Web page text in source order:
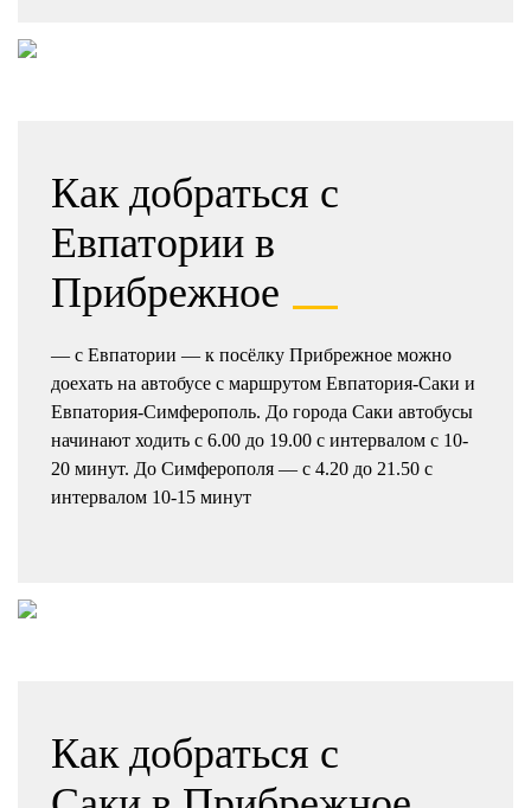
Как добраться с
Евпатории в
Прибрежное
— с Евпатории — к посёлку Прибрежное можно
доехать на автобусе с маршрутом Евпатория-Саки и
Евпатория-Симферополь. До города Саки автобусы
начинают ходить с 6.00 до 19.00 с интервалом с 10-
20 минут. До Симферополя — с 4.20 до 21.50 с
интервалом 10-15 минут
Как добраться с